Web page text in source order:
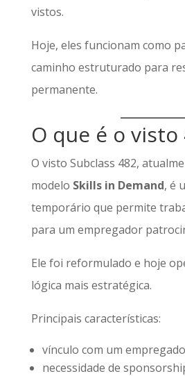
vistos.
Hoje, eles funcionam como
caminho estruturado para
permanente.
O que é o visto
O visto Subclass 482,
modelo Skills in Demand, é
temporário que permite
para um empregador
Ele foi reformulado e hoje
lógica mais estratégica.
Principais características:
vínculo com um
necessidade de